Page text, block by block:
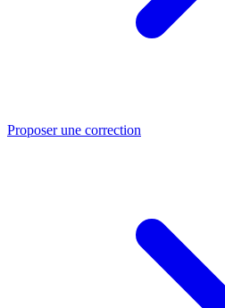
Proposer une correction